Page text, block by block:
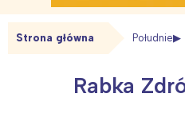
Strona główna Południe
Rabka